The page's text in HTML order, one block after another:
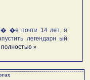
�е почти 14 лет, я
легендарн ый
полностью »